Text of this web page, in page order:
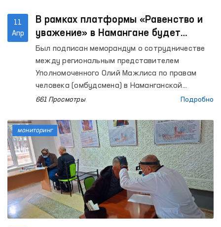
Булунгурского, Пайарыкского и Ургутского
районов (вытрезвители); Самаркандском
областном филиале Республиканского
медицинского центра психиатрии и
Наркологической службы.
11
Апр
В рамках платформы «Равенство и
уважение» в Намангане будет
проводиться индивидуальная
работа с агрессорами,
совершившими насилие.
Был подписан меморандум о сотрудничестве
между региональным представителем
Уполномоченного Олий Мажлиса по правам
человека (омбудсмена) в Наманганской
области и территориальным центром города
женщин при Национальном агентстве
социальной защиты. Данное соглашение
направлено на дальнейшее усиление правовой,
психологической и социальной поддержки
женщин, пострадавших от насилия.
661 Просмотры Подробно
мониторинг